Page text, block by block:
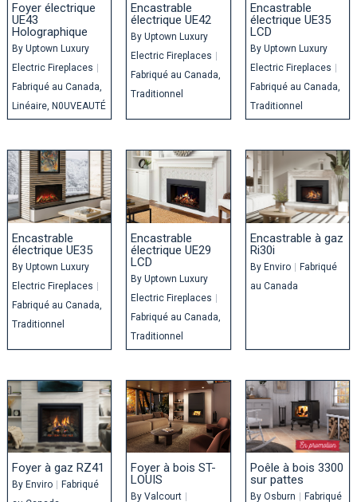
Foyer électrique
UE43
Holographique
By Uptown Luxury
Electric Fireplaces
Fabriqué au Canada
Linéaire N0UVEAUTÉ
Encastrable
électrique UE42
ByUptown Luxury
Electric Fireplaces
Fabriqué au Canada
Traditionnel
Encastrable
électrique UE35
LCD
By Uptown Luxury
Electric Fireplaces
Fabriqué au Canada
Traditionnel
Encastrable
électrique UE35
By Uptown Luxury
Electric Fireplaces |
Fabriqué au Canada
Traditionnel
Encastrable
électrique UE29
LCD
ByUptown Luxury
Electric Fireplaces |
Fabriqué au Canada
Traditionnel
Encastrable à gaz
Ri30i
By Enviro | Fabriqué
au Canada
Foyer à gaz RZ41
By Enviro
Fabriqué
Foyer à bois ST-
LOUIS
ByValcourt
Poêle à bois 3300
sur pattes
By Osburn Fabriqué